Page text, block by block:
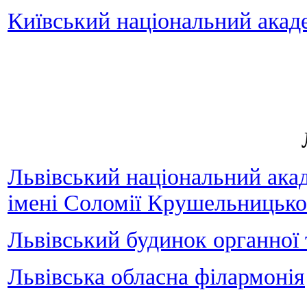
Київський національний
Львівський національний
імені Соломії
Львівський будинок
Львівська обласна філармонія